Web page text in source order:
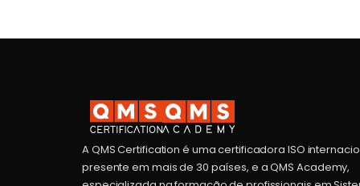
A QMS Certification é uma certificadora ISO
presente em mais de 30 países, e a QMS Academy,